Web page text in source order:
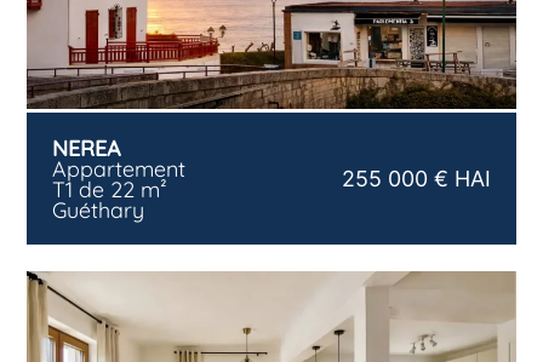
NEREA
Appartement
T1 de 22 m²
Guéthary
255 000 € HAI